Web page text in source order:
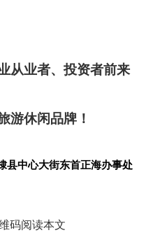
从业者、投资者前来
游休闲品牌！
县中心大街东首正海办事处
码阅读本文